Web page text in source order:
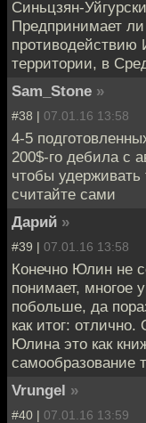
Синьцзян-
Предпринимает
противодействию
территории, в
Sam_Stone »
#38 | 07.01.16 13:58
4-5
200$-го дебила с
чтобы удерживать
считайте сами
Дарий »
#39 | 07.01.16 13:58
Конечно Юлин не
понимает, многое
побольше, да
как итог:
Юлина это как
самообразование
Vrungel »
#40 | 07.01.16 13:59